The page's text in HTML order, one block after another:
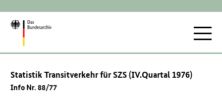
Zur
Statistik Transitverkehr für SZS (IV.Quartal 1976)
Info Nr. 88/77